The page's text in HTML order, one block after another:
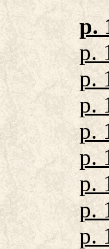
p.
p.
p.
p.
p.
p.
p.
p.
p.